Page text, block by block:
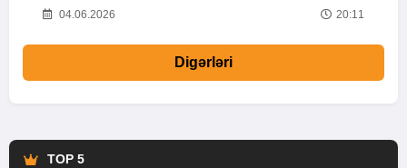
04.06.2026 20:11
Digərləri
TOP 5